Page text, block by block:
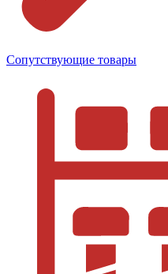
Сопутствующие товары